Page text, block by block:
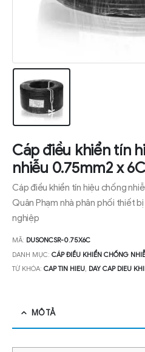
Cáp điều khiển tín
nhiễu 0.75mm2 x 6C
Cáp điều khiển tín hiệu chống
Quân Phạm nhà phân phối thiết
nghiệp
MÃ: DUSONCSR-0.75X6C
DANH MỤC: CÁP ĐIỀU KHIỂN CHỐNG
TỪ KHÓA: CAP TIN HIEU, DAY CAP DIEU
MÔ TẢ